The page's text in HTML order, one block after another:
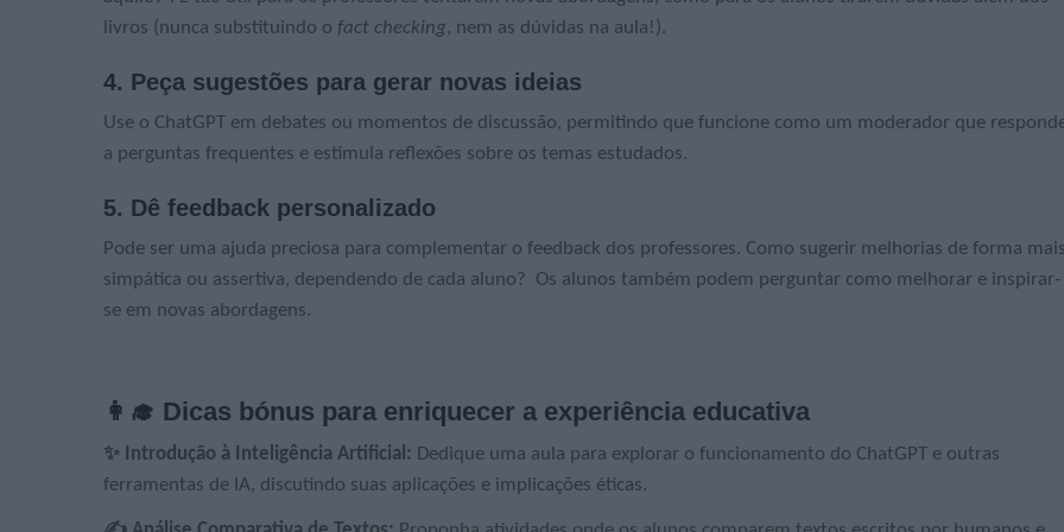
livros (nunca substituindo o fact checking, nem as dúvidas na aula!).
4. Peça sugestões para gerar novas ideias
Use o ChatGPT em debates ou momentos de discussão, permitindo que funcione como um moderador que
a perguntas frequentes e estimula reflexões sobre os temas estudados.
5. Dê feedback personalizado
Pode ser uma ajuda preciosa para complementar o feedback dos professores. Como sugerir melhorias de forma
simpática ou assertiva, dependendo de cada aluno? Os alunos também podem perguntar como melhorar e inspirar-
se em novas abordagens.
👩‍🎓 Dicas bónus para enriquecer a experiência educativa
✨ Introdução à Inteligência Artificial: Dedique uma aula para explorar o funcionamento do ChatGPT e outras
ferramentas de IA, discutindo suas aplicações e implicações éticas.